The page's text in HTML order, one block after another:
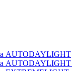
AUTODAYLIGHT